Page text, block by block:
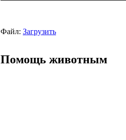
Файл: Загрузить
Помощь животным